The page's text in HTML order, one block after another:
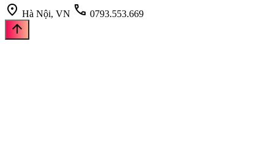
location_on Hà Nội, VN call 0793.553.669
arrow_upward